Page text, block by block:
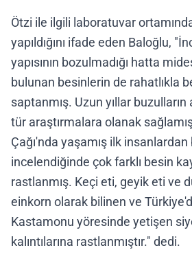
Ötzi ile ilgili laboratuvar
yapıldığını ifade eden Baloğlu,
yapısının bozulmadığı hatta
bulunan besinlerin de rahatlıkla
saptanmış. Uzun yıllar buzulların
tür araştırmalara olanak
Çağı'nda yaşamış ilk
incelendiğinde çok farklı besin
rastlanmış. Keçi eti, geyik eti ve
einkorn olarak bilinen ve
Kastamonu yöresinde yetişen
kalıntılarına rastlanmıştır." dedi.